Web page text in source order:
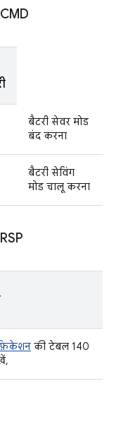
CMD
बैटरी सेवर मोड
बंद करना
बैटरी सेविंग
मोड चालू करना
RSP
की टेबल 140